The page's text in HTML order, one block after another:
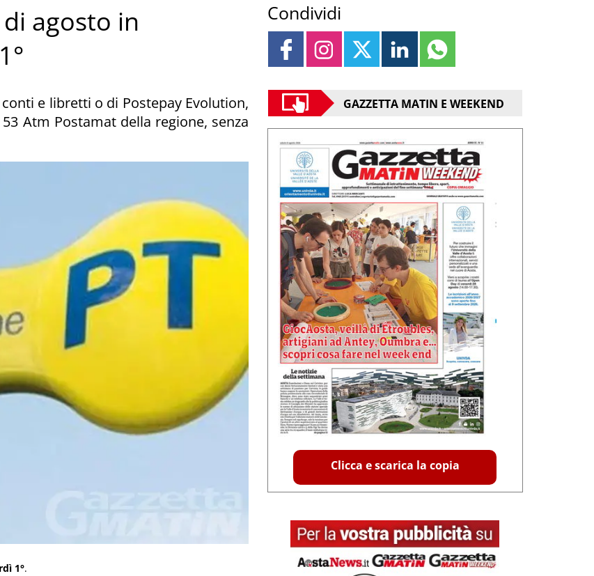
agosto in
e libretti o di Postepay Evolution,
Atm Postamat della regione, senza
1°.
Condividi
GAZZETTA MATIN E WEEKEND
Clicca e scarica la copia